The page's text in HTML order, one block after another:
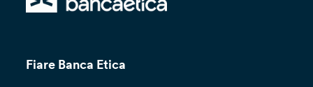
Fiare Banca Etica